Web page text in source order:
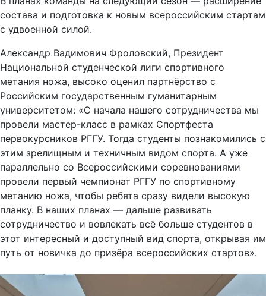
состава и подготовка к новым всероссийским стартам
с удвоенной силой.
Александр Вадимович Фроловский, Президент
Национальной студенческой лиги спортивного
метания ножа, высоко оценил партнёрство с
Российским государственным гуманитарным
университетом: «С начала нашего сотрудничества мы
провели мастер-класс в рамках Спортфеста
первокурсников РГГУ. Тогда студенты познакомились с
этим зрелищным и техничным видом спорта. А уже
параллельно со Всероссийскими соревнованиями
провели первый чемпионат РГГУ по спортивному
метанию ножа, чтобы ребята сразу видели высокую
планку. В наших планах — дальше развивать
сотрудничество и вовлекать всё больше студентов в
этот интересный и доступный вид спорта, открывая им
путь от новичка до призёра всероссийских стартов».